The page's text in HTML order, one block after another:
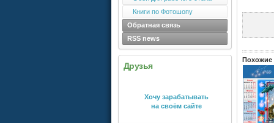
Книги по Фотошопу
Обратная связь
RSS news
Друзья
Хочу зарабатывать
на своём сайте
Похожие